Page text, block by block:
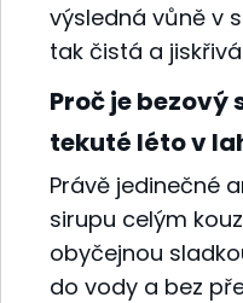
výsledná vůně v
tak čistá a
Proč je
tekuté léto v
Právě jedinečné
sirupu celým
obyčejnou
do vody a bez